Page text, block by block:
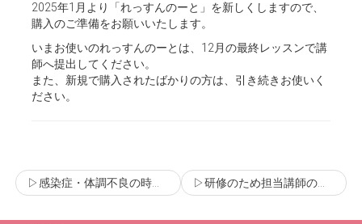
2025年1月より「れっすんのーと」を新しくしますので、
購入のご準備をお願いいたします。
いまお使いのれっすんのーとは、12月の最終レッスンで講
師へ提出してください。
また、新規で購入されたばかりの方は、引き続きお使いく
ださい。